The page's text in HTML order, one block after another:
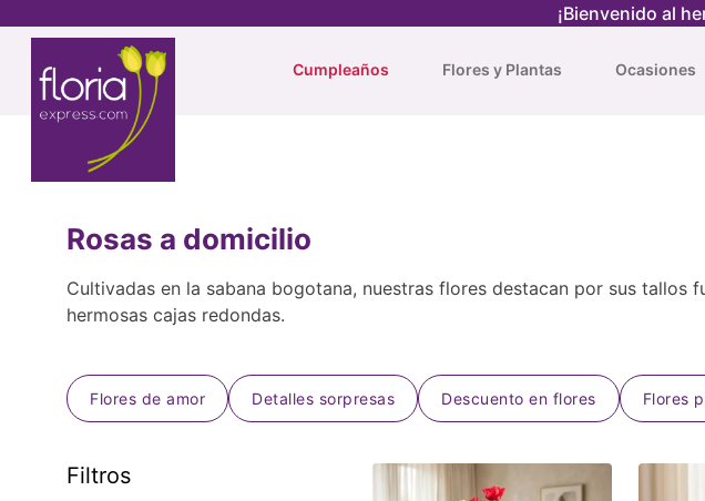
¡Bienvenido al
Cumpleaños Flores y Plantas Ocasiones
Rosas a domicilio
Cultivadas en la sabana bogotana, nuestras flores destacan por sus
hermosas cajas redondas.
Flores de amor Detalles sorpresas Descuento en flores Flores
Filtros
tulipanes amarillos